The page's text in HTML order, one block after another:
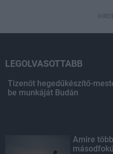
LEGOLVASOTTABB
Tizenöt hegedűkészítő-
be munkáját Budán
Amire